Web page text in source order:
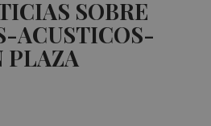
SOBRE
ACUSTICOS-
PLAZA